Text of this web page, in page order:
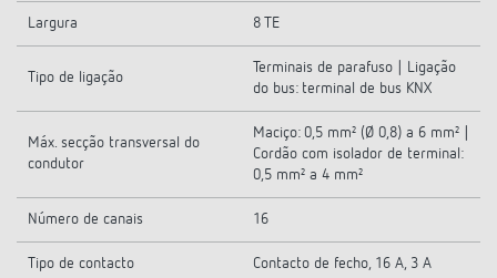
Largura 8 TE
Tipo de ligação
Terminais de parafuso | Ligação
do bus: terminal de bus KNX
Máx. secção transversal do
condutor
Maciço: 0,5 mm² (Ø 0,8) a 6 mm² |
Cordão com isolador de terminal:
0,5 mm² a 4 mm²
Número de canais 16
Tipo de contacto Contacto de fecho, 16 A, 3 A